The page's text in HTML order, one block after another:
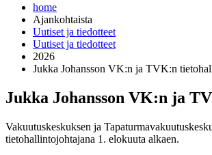
home
Ajankohtaista
Uutiset ja tiedotteet
Uutiset ja tiedotteet
2026
Jukka Johansson VK:n ja TVK:n
Jukka Johansson VK:n ja
Vakuutuskeskuksen ja
tietohallintojohtajana 1. elokuuta alkaen.